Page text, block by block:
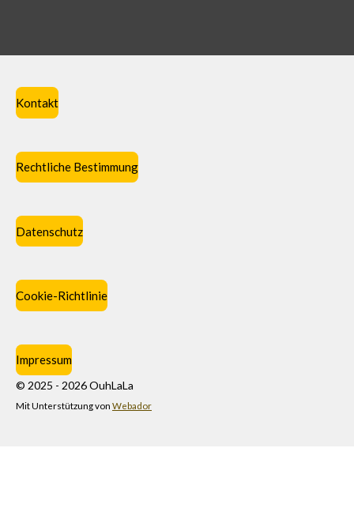
Kontakt
Rechtliche Bestimmung
Datenschutz
Cookie-Richtlinie
Impressum
© 2025 - 2026 OuhLaLa
Mit Unterstützung von Webador